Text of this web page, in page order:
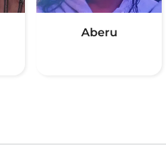
Aberu